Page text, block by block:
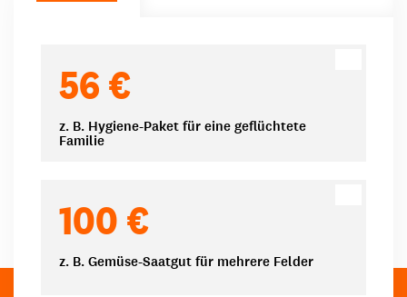
56 €
z. B. Hygiene-Paket für eine geflüchtete
Familie
100 €
z. B. Gemüse-Saatgut für mehrere Felder